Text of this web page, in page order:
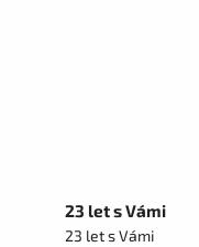
23 let s Vámi
23 let s Vámi